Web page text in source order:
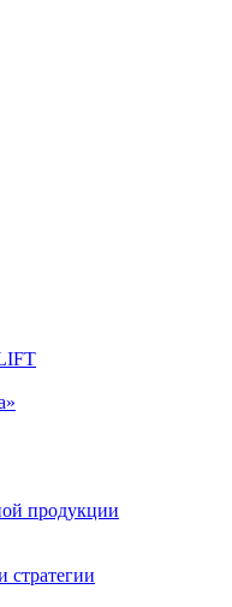
продукции
стратегии